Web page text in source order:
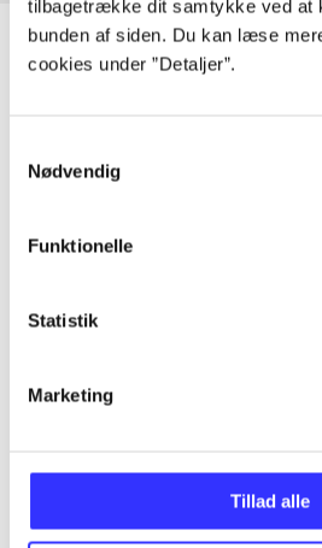
tilbagetrække dit samtykke ved at
bunden af siden. Du kan læse
cookies under ”Detaljer”.
Nødvendig
Funktionelle
Statistik
Marketing
Tillad alle
...